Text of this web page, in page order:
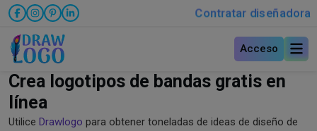
Contratar diseñadora
Acceso
Crea logotipos de bandas gratis en
línea
Utilice Drawlogo para obtener toneladas de ideas de diseño de